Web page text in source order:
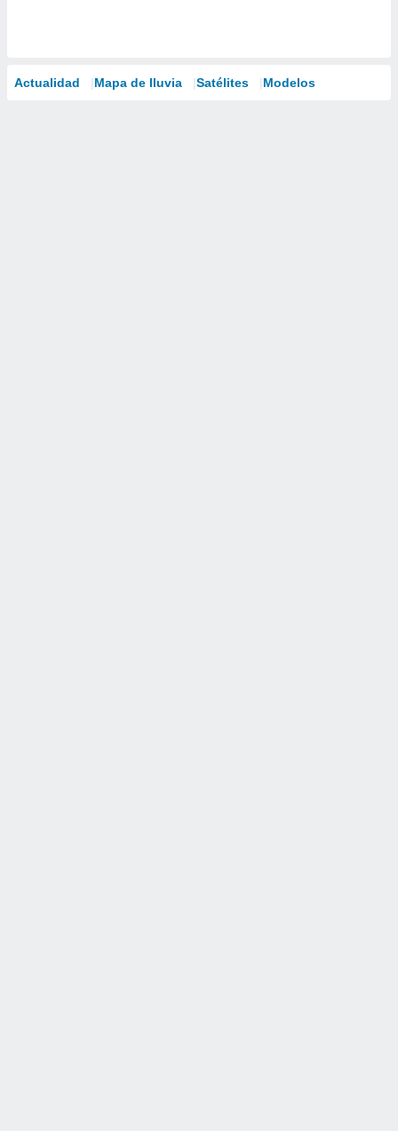
Actualidad Mapa de lluvia Satélites Modelos